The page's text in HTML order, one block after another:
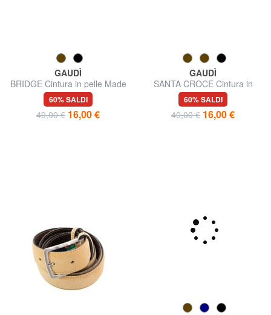
GAUDÌ
BRIDGE Cintura in pelle Made
in Italy
60% SALDI
40,00 € 16,00 €
GAUDÌ
SANTA CROCE Cintura in
pelle, Made in Italy
60% SALDI
40,00 € 16,00 €